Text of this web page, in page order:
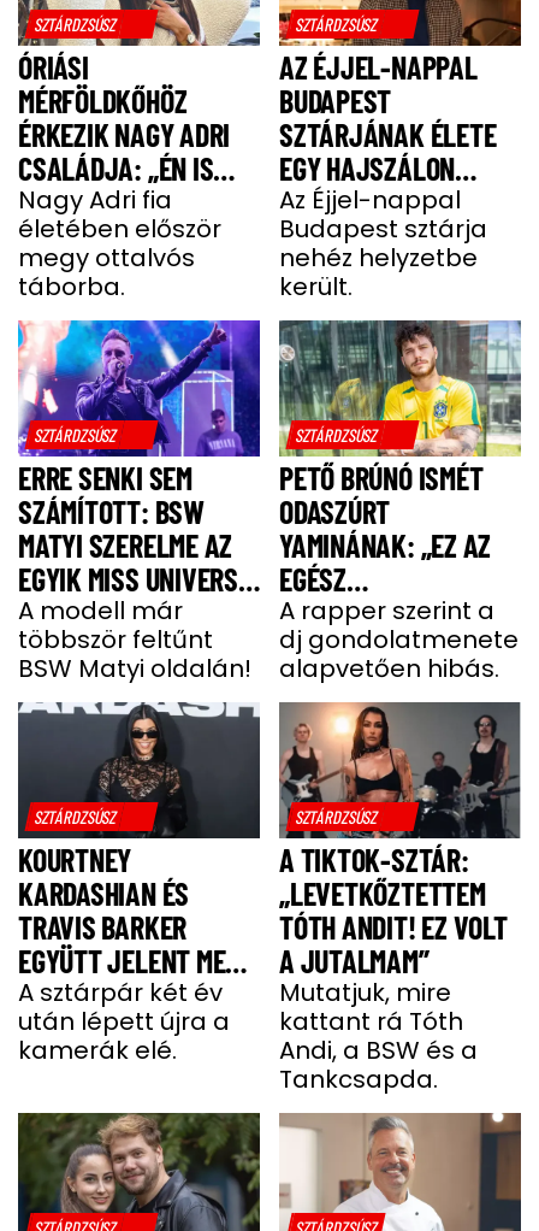
SZTÁRDZSÚSZ
ÓRIÁSI
MÉRFÖLDKŐHÖZ
ÉRKEZIK NAGY ADRI
CSALÁDJA: „ÉN IS
UGYANÚGY IZGULOK,
MINT Ő”
Nagy Adri fia
életében először
megy ottalvós
táborba.
SZTÁRDZSÚSZ
AZ ÉJJEL-NAPPAL
BUDAPEST
SZTÁRJÁNAK ÉLETE
EGY HAJSZÁLON
LÓGOTT – SÖTÉT
IDŐSZAKBÓL
MENEKÜLT MEG A
SZTÁRAPUKA
Az Éjjel-nappal
Budapest sztárja
nehéz helyzetbe
került.
SZTÁRDZSÚSZ
ERRE SENKI SEM
SZÁMÍTOTT: BSW
MATYI SZERELME AZ
EGYIK MISS UNIVERSE
HUNGARY VERSENYZŐ
A modell már
többször feltűnt
BSW Matyi oldalán!
SZTÁRDZSÚSZ
PETŐ BRÚNÓ ISMÉT
ODASZÚRT
YAMINÁNAK: „EZ AZ
EGÉSZ
GONDOLATMENET
ZSÁKUTCA”
A rapper szerint a
dj gondolatmenete
alapvetően hibás.
SZTÁRDZSÚSZ
KOURTNEY
KARDASHIAN ÉS
TRAVIS BARKER
EGYÜTT JELENT MEG
A VÖRÖS SZŐNYEGEN
A sztárpár két év
után lépett újra a
kamerák elé.
SZTÁRDZSÚSZ
A TIKTOK-SZTÁR:
„LEVETKŐZTETTEM
TÓTH ANDIT! EZ VOLT
A JUTALMAM”
Mutatjuk, mire
kattant rá Tóth
Andi, a BSW és a
Tankcsapda.